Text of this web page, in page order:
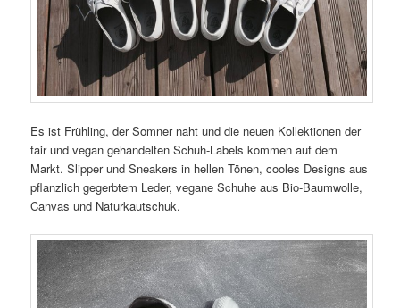
Es ist Frühling, der Somner naht und die neuen Kollektionen der
fair und vegan gehandelten Schuh-Labels kommen auf dem
Markt. Slipper und Sneakers in hellen Tönen, cooles Designs aus
pflanzlich gegerbtem Leder, vegane Schuhe aus Bio-Baumwolle,
Canvas und Naturkautschuk.